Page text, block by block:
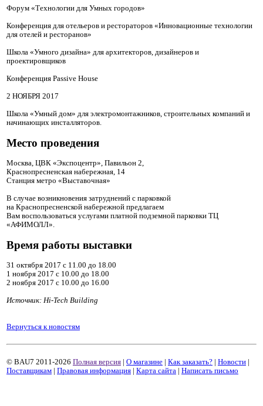
Форум «Технологии для Умных городов»
Конференция для отельеров и рестораторов «Инновационные технологии
для отелей и ресторанов»
Школа «Умного дизайна» для архитекторов, дизайнеров и
проектировщиков
Конференция Passive House
2 НОЯБРЯ 2017
Школа «Умный дом» для электромонтажников, строительных компаний и
начинающих инсталляторов.
Место проведения
Москва, ЦВК «Экспоцентр», Павильон 2,
Краснопресненская набережная, 14
Станция метро «Выставочная»
В случае возникновения затруднений с парковкой
на Краснопресненской набережной предлагаем
Вам воспользоваться услугами платной подземной парковки ТЦ
«АФИМОЛЛ».
Время работы выставки
31 октября 2017 с 11.00 до 18.00
1 ноября 2017 с 10.00 до 18.00
2 ноября 2017 с 10.00 до 16.00
Источник: Hi-Tech Building
Вернуться к новостям
© BAU7 2011-2026 Полная версия | О магазине | Как заказать? | Новости |
Поставщикам | Правовая информация | Карта сайта | Написать письмо